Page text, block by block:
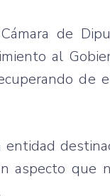
de
al
de
aspecto que